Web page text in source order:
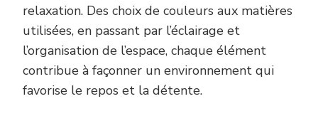
relaxation. Des choix de couleurs aux matières
utilisées, en passant par l’éclairage et
l’organisation de l’espace, chaque élément
contribue à façonner un environnement qui
favorise le repos et la détente.